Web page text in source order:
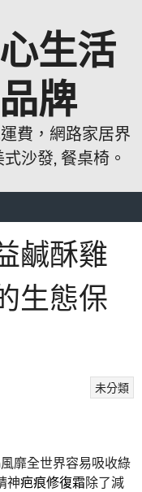
生活
牌
費，網路家居界
沙發, 餐桌椅。
鹹酥雞
生態保
未分類
風靡全世界容易吸收綠
神疤痕修復霜除了減